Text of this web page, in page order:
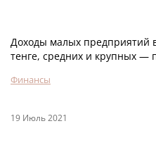
Доходы малых предприятий
тенге, средних и крупных —
Финансы
19 Июль 2021